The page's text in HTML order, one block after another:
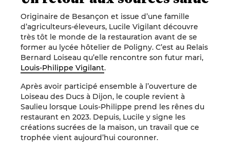
Originaire de Besançon et issue d’une famille
d’agriculteurs-éleveurs, Lucile Vigilant découvre
très tôt le monde de la restauration avant de se
former au lycée hôtelier de Poligny. C’est au Relais
Bernard Loiseau qu’elle rencontre son futur mari,
Louis-Philippe Vigilant.
Après avoir participé ensemble à l’ouverture de
Loiseau des Ducs à Dijon, le couple revient à
Saulieu lorsque Louis-Philippe prend les rênes du
restaurant en 2023. Depuis, Lucile y signe les
créations sucrées de la maison, un travail que ce
trophée vient aujourd’hui couronner.